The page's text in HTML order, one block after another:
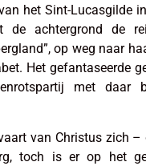
het Sint-Lucasgilde
de achtergrond de
op weg naar
Het gefantaseerde
met daar
van Christus zich –
toch is er op het